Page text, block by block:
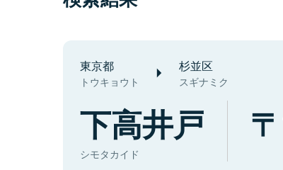
東京都
トウキョウト
杉並区
スギナミク
下高井戸
シモタカイド